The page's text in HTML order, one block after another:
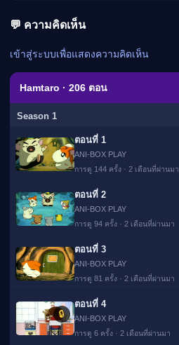
💬 ความคิดเห็น
เข้าสู่ระบบเพื่อแสดงความคิดเห็น
Hamtaro · 206 ตอน
Season 1
ตอนที่ 1
ANI-BOX PLAY
การดู 144 ครั้ง · 2 เดือนที่ผ่านมา
ตอนที่ 2
ANI-BOX PLAY
การดู 94 ครั้ง · 2 เดือนที่ผ่านมา
ตอนที่ 3
ANI-BOX PLAY
การดู 81 ครั้ง · 2 เดือนที่ผ่านมา
🔒
ตอนที่ 4
ANI-BOX PLAY
การดู 6 ครั้ง · 2 เดือนที่ผ่านมา